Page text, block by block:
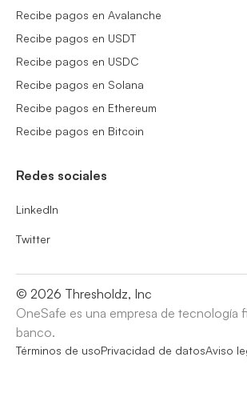
Recibe pagos en Avalanche
Recibe pagos en USDT
Recibe pagos en USDC
Recibe pagos en Solana
Recibe pagos en Ethereum
Recibe pagos en Bitcoin
Redes sociales
LinkedIn
Twitter
© 2026 Thresholdz, Inc
OneSafe es una empresa de tecnología
banco.
Términos de usoPrivacidad de datosAviso